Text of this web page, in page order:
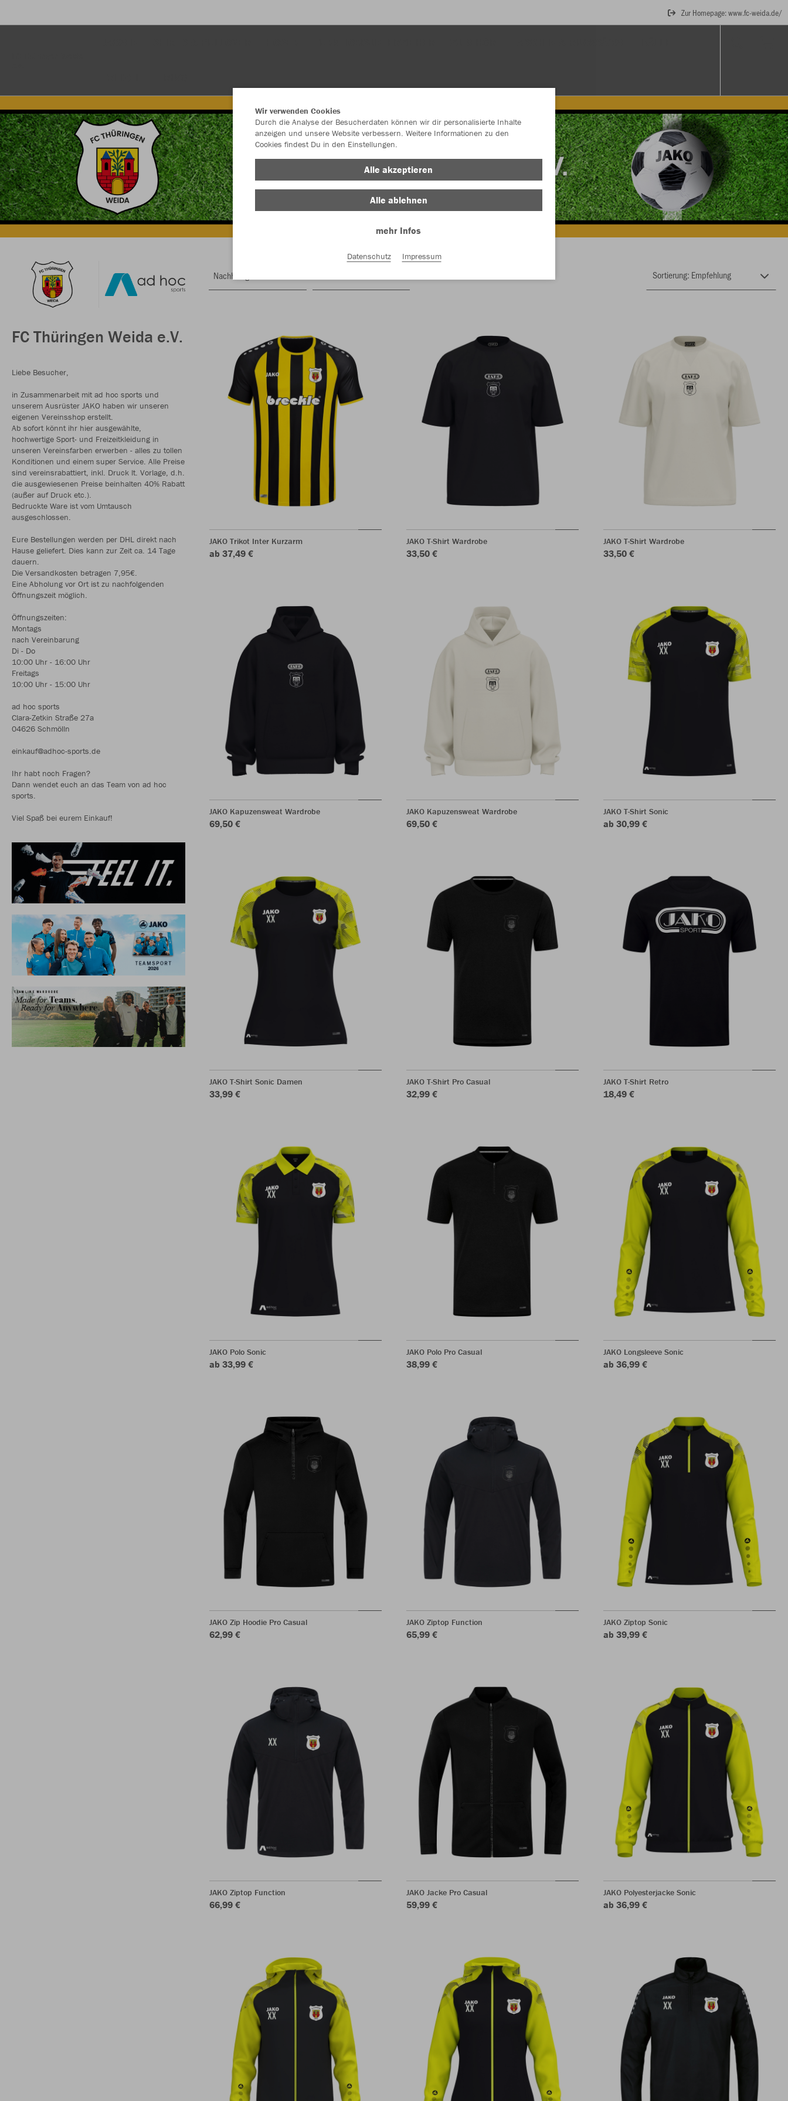
Zur Homepage: www.fc-weida.de/
FC Thüringen Weida e.V.
Liebe Besucher,
in Zusammenarbeit mit ad hoc sports und
unserem Ausrüster JAKO haben wir unseren
eigenen Vereinsshop erstellt.
Ab sofort könnt ihr hier ausgewählte,
hochwertige Sport- und Freizeitkleidung in
unseren Vereinsfarben erwerben - alles zu tollen
Konditionen und einem super Service. Alle Preise
sind vereinsrabattiert, inkl. Druck lt. Vorlage, d.h.
die ausgewiesenen Preise beinhalten 40% Rabatt
(außer auf Druck etc.).
Bedruckte Ware ist vom Umtausch
ausgeschlossen.
Eure Bestellungen werden per DHL direkt nach
Hause geliefert. Dies kann zur Zeit ca. 14 Tage
dauern.
Die Versandkosten betragen 7,95€.
Eine Abholung vor Ort ist zu nachfolgenden
Öffnungszeit möglich.
Öffnungszeiten:
Montags
nach Vereinbarung
Di - Do
10:00 Uhr - 16:00 Uhr
Freitags
10:00 Uhr - 15:00 Uhr
ad hoc sports
Clara-Zetkin Straße 27a
04626 Schmölln
einkauf@adhoc-sports.de
Ihr habt noch Fragen?
Dann wendet euch an das Team von ad hoc
sports.
Viel Spaß bei eurem Einkauf!
Nachhaltig
JAKO Trikot Inter Kurzarm
ab 37,49 €
JAKO T-Shirt Wardrobe
33,50 €
JAKO T-Shirt Wardrobe
33,50 €
JAKO Kapuzensweat Wardrobe
69,50 €
JAKO Kapuzensweat Wardrobe
69,50 €
JAKO T-Shirt Sonic
ab 30,99 €
JAKO T-Shirt Sonic Damen
33,99 €
JAKO T-Shirt Pro Casual
32,99 €
JAKO T-Shirt Retro
18,49 €
JAKO Polo Sonic
ab 33,99 €
JAKO Polo Pro Casual
38,99 €
JAKO Longsleeve Sonic
ab 36,99 €
JAKO Zip Hoodie Pro Casual
62,99 €
JAKO Ziptop Function
65,99 €
JAKO Ziptop Sonic
ab 39,99 €
JAKO Ziptop Function
66,99 €
JAKO Jacke Pro Casual
59,99 €
JAKO Polyesterjacke Sonic
ab 36,99 €
Wir verwenden Cookies
Durch die Analyse der Besucherdaten können wir dir personalisierte Inhalte
anzeigen und unsere Website verbessern. Weitere Informationen zu den
Cookies findest Du in den Einstellungen.
Alle akzeptieren
Alle ablehnen
mehr Infos
Datenschutz Impressum